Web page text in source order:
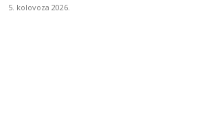
5. kolovoza 2026.